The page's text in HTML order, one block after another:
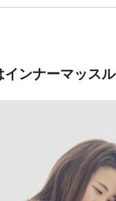
インナーマッスル